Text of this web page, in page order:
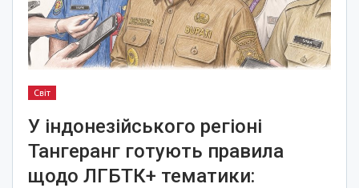
Світ
У індонезійського регіоні
Тангеранг готують правила
щодо ЛГБТК+ тематики: